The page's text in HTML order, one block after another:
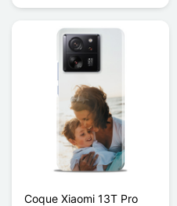
Coque Xiaomi 13T Pro